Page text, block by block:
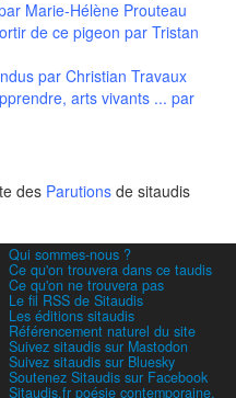
Marie-Hélène Prouteau
de ce pigeon par Tristan
par Christian Travaux
arts vivants ... par
des Parutions de sitaudis
Qui sommes-nous ?
Ce qu'on trouvera dans ce taudis
Ce qu'on ne trouvera pas
Le fil RSS de Sitaudis
Les éditions sitaudis
Référencement naturel du site
Suivez sitaudis sur Mastodon
Suivez sitaudis sur Bluesky
Soutenez Sitaudis sur Facebook
Sitaudis.fr poésie contemporaine,